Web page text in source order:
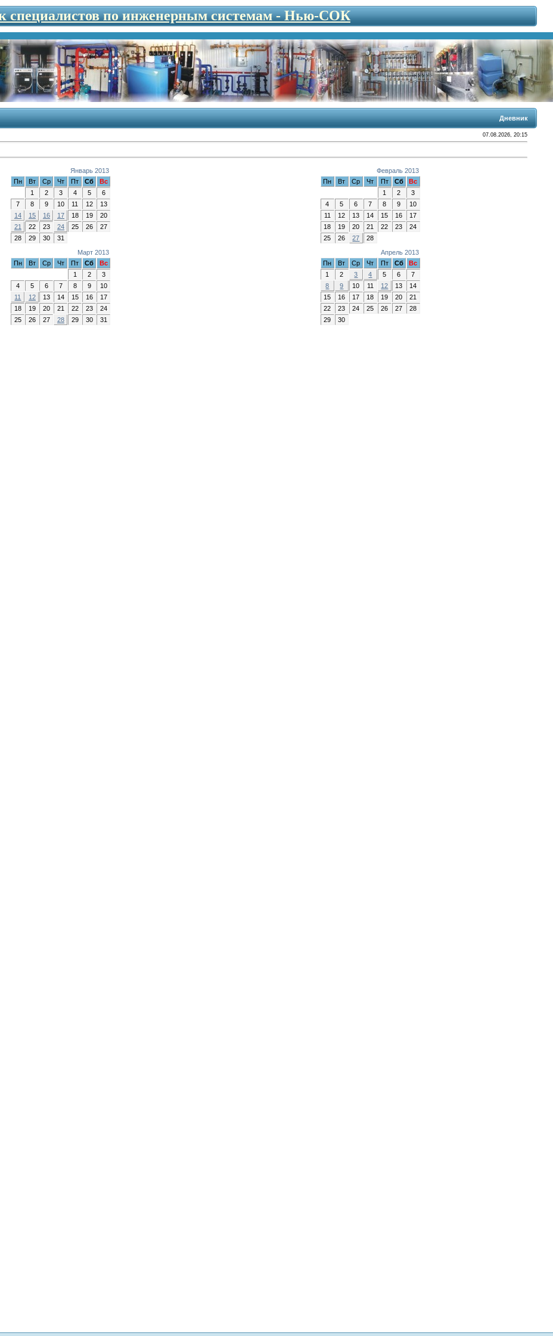
специалистов по инженерным системам - Нью-СОК
Дневник
07.08.2026, 20:15
Январь 2013
Пн
Вт Ср Чт Пт Сб
Вс
1
2 3 4 5
6
7
8 9 10 11 12
13
14
15 16 17 18 19
20
21
22 23 24 25 26
27
28
29 30 31
Февраль 2013
Пн
Вт Ср Чт Пт Сб
Вс
1
2
3
4
5 6 7 8 9
10
11
12 13 14 15 16
17
18
19 20 21 22 23
24
25
26 27
28
Март 2013
Пн
Вт Ср Чт Пт Сб
Вс
1
2
3
4
5 6 7 8 9
10
11
12 13 14 15 16
17
18
19 20 21 22 23
24
25
26 27 28 29 30 31
Апрель 2013
Пн
Вт Ср Чт Пт Сб
Вс
1
2 3 4 5 6
7
8
9 10 11 12 13
14
15
16 17 18 19 20
21
22
23 24 25 26 27
28
29
30